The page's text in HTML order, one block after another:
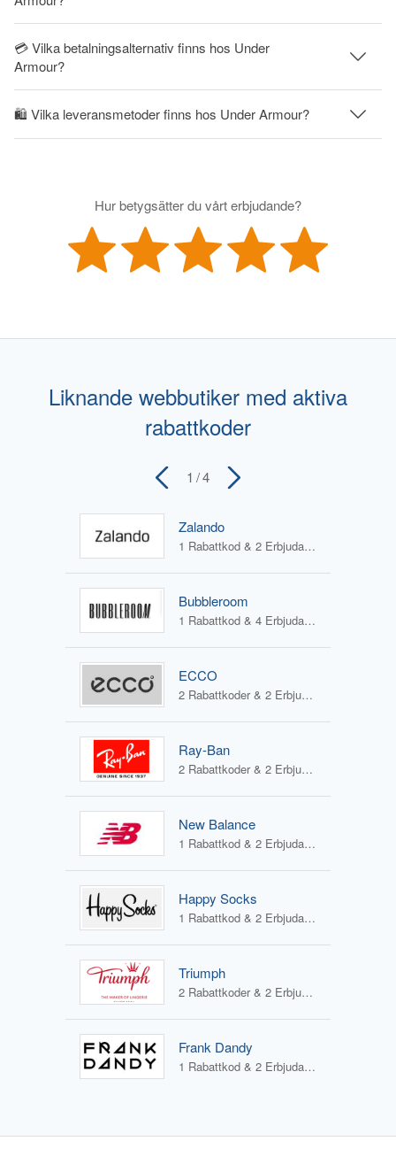
💳 Vilka betalningsalternativ finns hos Under
Armour?
🛍 Vilka leveransmetoder finns hos Under Armour?
Hur betygsätter du vårt erbjudande?
Liknande webbutiker med aktiva
rabattkoder
1 / 4
Zalando
1 Rabattkod & 2 Erbjudanden
Bubbleroom
1 Rabattkod & 4 Erbjudanden
ECCO
2 Rabattkoder & 2 Erbjudanden
Ray-Ban
2 Rabattkoder & 2 Erbjudanden
New Balance
1 Rabattkod & 2 Erbjudanden
Happy Socks
1 Rabattkod & 2 Erbjudanden
Triumph
2 Rabattkoder & 2 Erbjudanden
Frank Dandy
1 Rabattkod & 2 Erbjudanden